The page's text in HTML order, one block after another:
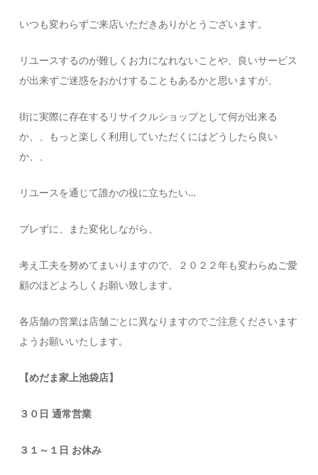
いつも変わらずご来店いただきありがとうございます。
リユースするのが難しくお力になれないことや、良いサービス
が出来ずご迷惑をおかけすることもあるかと思いますが、
街に実際に存在するリサイクルショップとして何が出来る
か、、もっと楽しく利用していただくにはどうしたら良い
か、、
リユースを通じて誰かの役に立ちたい…
ブレずに、また変化しながら、
考え工夫を努めてまいりますので、２０２２年も変わらぬご愛
顧のほどよろしくお願い致します。
各店舗の営業は店舗ごとに異なりますのでご注意くださいます
ようお願いいたします。
【めだま家上池袋店】
３０日 通常営業
３１～１日 お休み